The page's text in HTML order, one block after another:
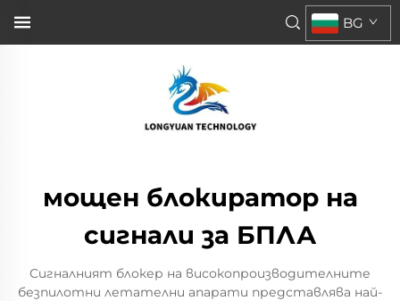
BG
мощен блокиратор на
сигнали за БПЛА
Сигналният блокер на високопроизводителните
безпилотни летателни апарати представлява най-